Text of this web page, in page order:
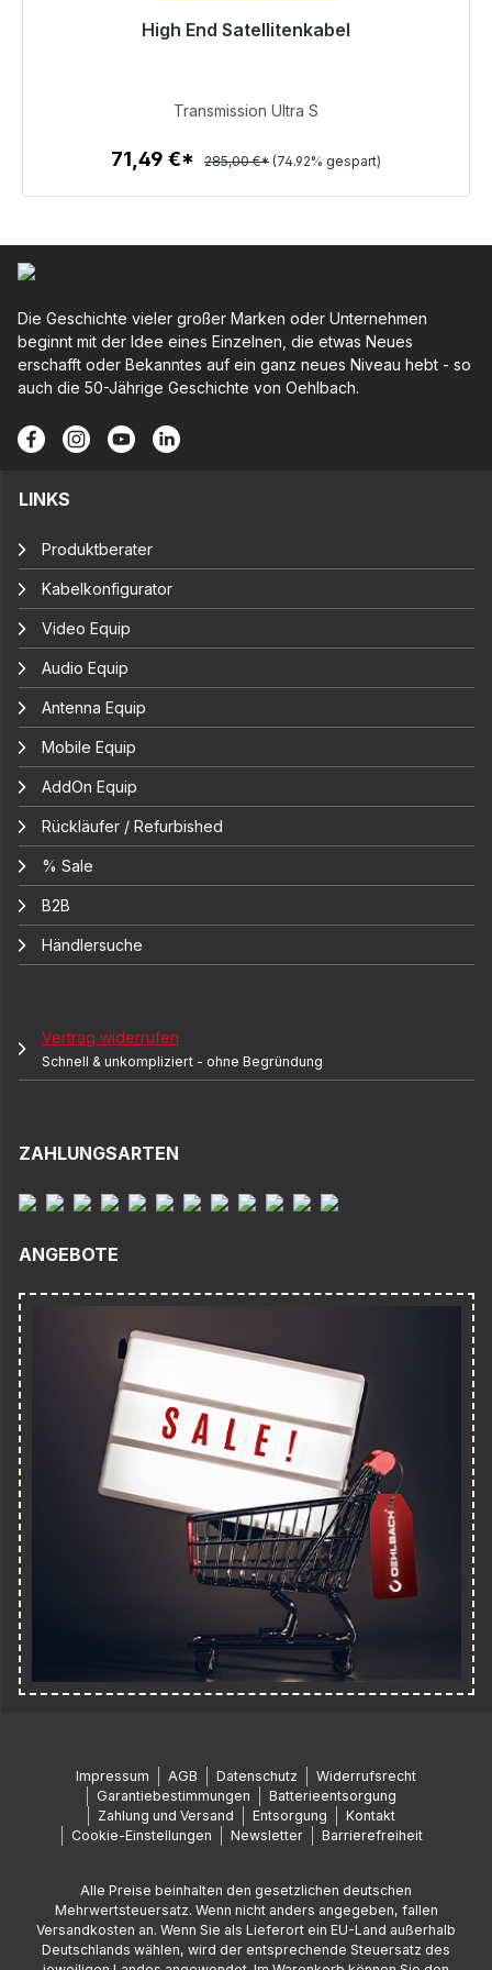
High End Satellitenkabel
Sofort versandfertig, Lieferzeit 48h*
Zum Artikel
Transmission Ultra S
71,49 €* 285,00 €* (74.92% gespart)
Die Geschichte vieler großer Marken oder Unternehmen
beginnt mit der Idee eines Einzelnen, die etwas Neues
erschafft oder Bekanntes auf ein ganz neues Niveau hebt - so
auch die 50-Jährige Geschichte von Oehlbach.
LINKS
Produktberater
Kabelkonfigurator
Video Equip
Audio Equip
Antenna Equip
Mobile Equip
AddOn Equip
Rückläufer / Refurbished
% Sale
B2B
Händlersuche
Vertrag widerrufen
Schnell & unkompliziert - ohne Begründung
ZAHLUNGSARTEN
ANGEBOTE
Impressum AGB Datenschutz
Widerrufsrecht
Garantiebestimmungen
Batterieentsorgung
Zahlung und Versand
Entsorgung
Kontakt
Cookie-Einstellungen
Newsletter Barrierefreiheit
Alle Preise beinhalten den gesetzlichen deutschen
Mehrwertsteuersatz. Wenn nicht anders angegeben, fallen
Versandkosten an. Wenn Sie als Lieferort ein EU-Land außerhalb
Deutschlands wählen, wird der entsprechende Steuersatz des